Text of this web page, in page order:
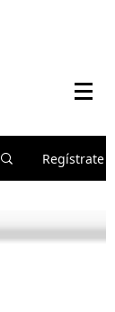
Regístrate